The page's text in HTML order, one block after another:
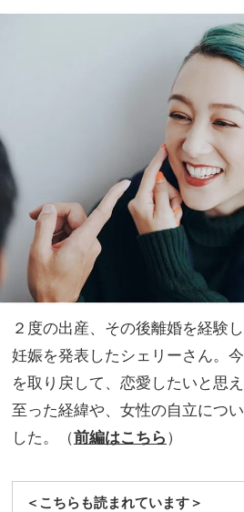
【極
家族
旅】
を
２度の出産、その後離婚を経験
妊娠を発表したシェリーさん。
を取り戻して、恋愛したいと思
至った経緯や、女性の自立につ
した。（前編はこちら）
＜こちらも読まれています＞